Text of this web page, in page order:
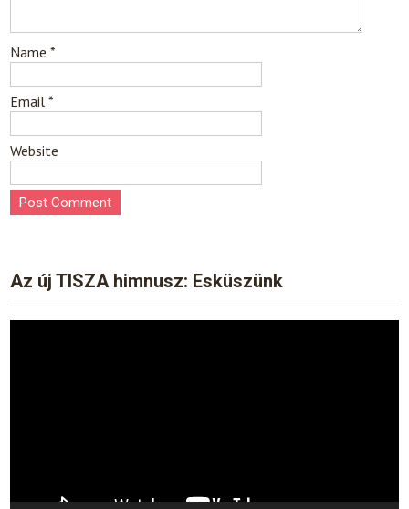
Name*
Email*
Website
Az új TISZA himnusz: Esküszünk